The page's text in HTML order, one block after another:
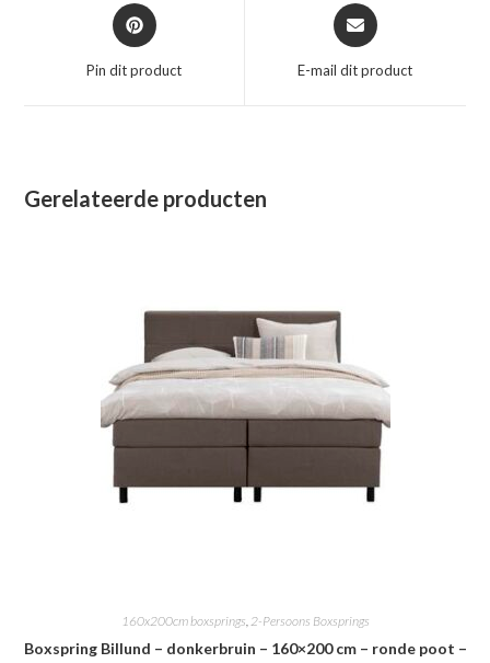
Opent
in
nieuw
Pin dit product
Opent
in
nieuw
E-mail dit product
Gerelateerde producten
160x200cm boxsprings,2-Persoons Boxsprings
Boxspring Billund – donkerbruin – 160×200 cm – ronde poot –